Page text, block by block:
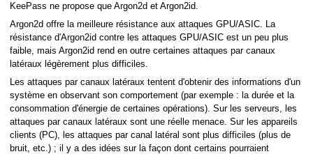
KeePass ne propose que Argon2d et Argon2id.
Argon2d offre la meilleure résistance aux attaques GPU/ASIC. La
résistance d'Argon2id contre les attaques GPU/ASIC est un peu plus
faible, mais Argon2id rend en outre certaines attaques par canaux
latéraux légèrement plus difficiles.
Les attaques par canaux latéraux tentent d'obtenir des informations d'un
système en observant son comportement (par exemple : la durée et la
consommation d'énergie de certaines opérations). Sur les serveurs, les
attaques par canaux latéraux sont une réelle menace. Sur les appareils
clients (PC), les attaques par canal latéral sont plus difficiles (plus de
bruit, etc.) ; il y a des idées sur la façon dont certains pourraient